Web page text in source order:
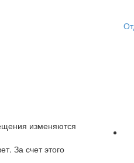
изменяются
За счет этого